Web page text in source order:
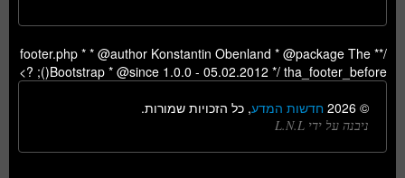
/** footer.php * * @author Konstantin Obenland * @package The
Bootstrap * @since 1.0.0 - 05.02.2012 */ tha_footer_before(); ?>
© 2026
חדשות המדע, כל הזכויות שמורות.
ניבנה על ידי L.N.L